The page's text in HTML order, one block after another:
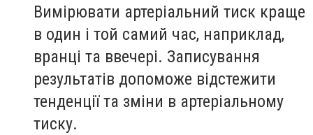
Вимірювати артеріальний тиск краще
в один і той самий час, наприклад,
вранці та ввечері. Записування
результатів допоможе відстежити
тенденції та зміни в артеріальному
тиску.